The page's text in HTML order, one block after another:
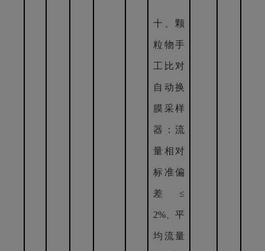
十、颗
粒物手
工比对
自动换
膜采样
器：流
量相对
标准偏
差≤
2%、平
均流量